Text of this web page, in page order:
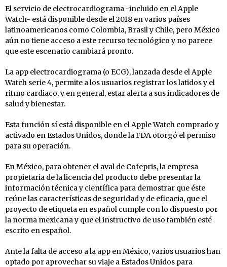
El servicio de electrocardiograma -incluido en el Apple
Watch- está disponible desde el 2018 en varios países
latinoamericanos como Colombia, Brasil y Chile, pero México
aún no tiene acceso a este recurso tecnológico y no parece
que este escenario cambiará pronto.
La app electrocardiograma (o ECG), lanzada desde el Apple
Watch serie 4, permite a los usuarios registrar los latidos y el
ritmo cardiaco, y en general, estar alerta a sus indicadores de
salud y bienestar.
Esta función sí está disponible en el Apple Watch comprado y
activado en Estados Unidos, donde la FDA otorgó el permiso
para su operación.
En México, para obtener el aval de Cofepris, la empresa
propietaria de la licencia del producto debe presentar la
información técnica y científica para demostrar que éste
reúne las características de seguridad y de eficacia, que el
proyecto de etiqueta en español cumple con lo dispuesto por
la norma mexicana y que el instructivo de uso también esté
escrito en español.
Ante la falta de acceso a la app en México, varios usuarios han
optado por aprovechar su viaje a Estados Unidos para